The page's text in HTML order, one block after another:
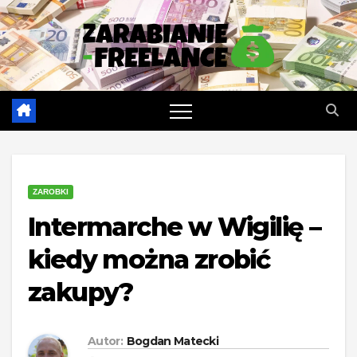
Skip
to
content
ZAROBKI
Intermarche w Wigilię –
kiedy można zrobić
zakupy?
Autor: Bogdan Matecki